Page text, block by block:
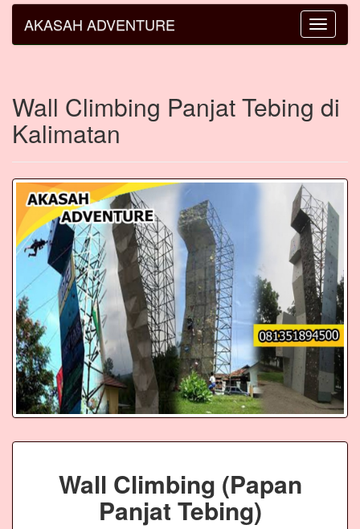
Toggle
AKASAH ADVENTURE
Wall Climbing Panjat Tebing di
Kalimatan
Wall Climbing (Papan
Panjat Tebing)